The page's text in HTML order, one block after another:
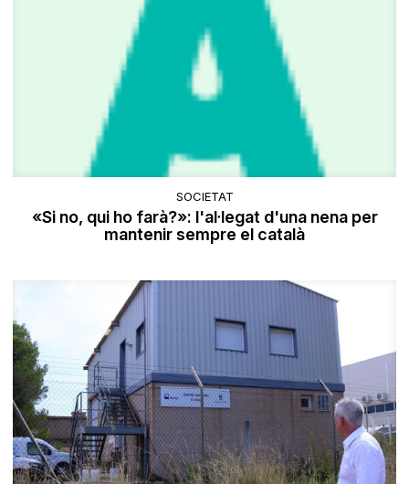
SOCIETAT
«Si no, qui ho farà?»: l'al·legat d'una nena per
mantenir sempre el català